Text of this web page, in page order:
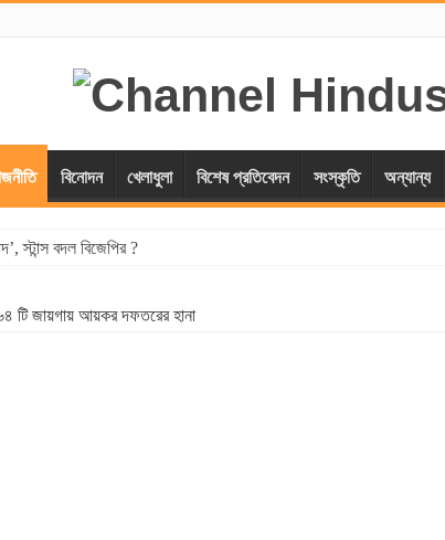
বিনোদন খেলাধুলা বিশেষ প্রতিবেদন সংস্কৃতি অন্যান্য
স্টান্স বদল বিজেপির ?
টি জায়গায় আয়কর দফতরের হানা